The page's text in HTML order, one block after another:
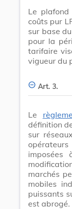
Le
coûts pur
sur base
pour la
tarifaire
vigueur du
Art. 3.
Le
définition
sur
marchés
mobiles
puissants
est abrogé.